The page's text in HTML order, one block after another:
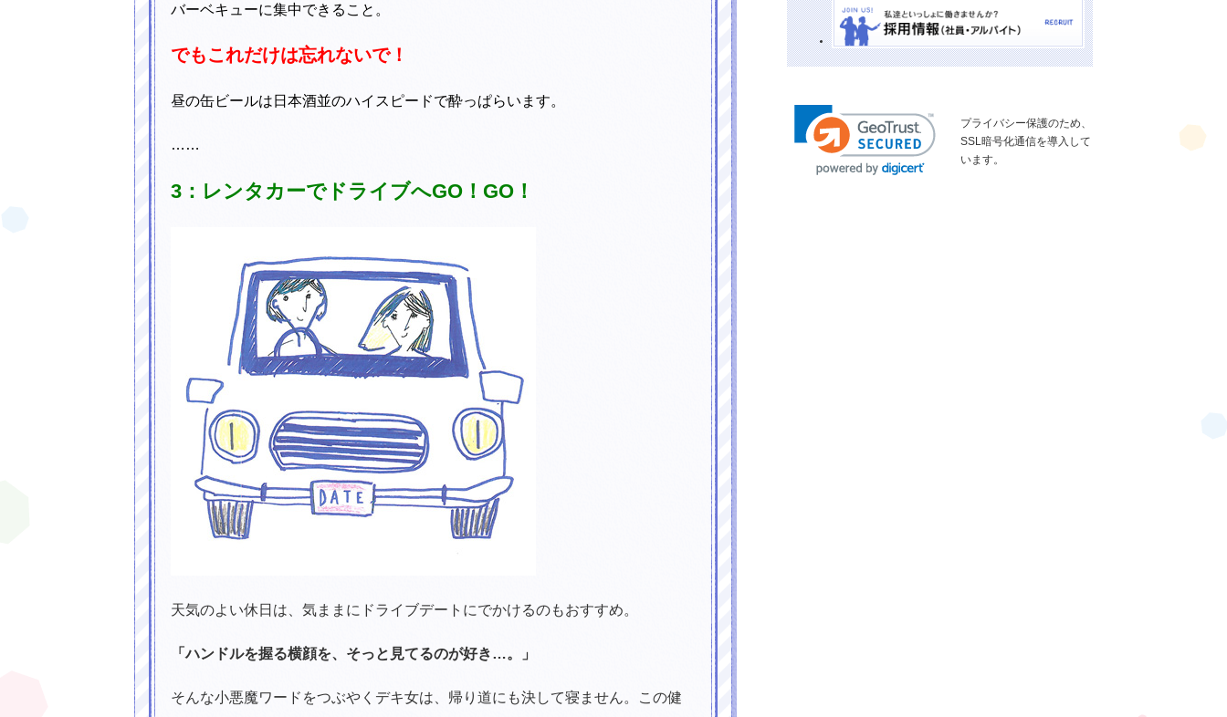
バーベキューに集中できること。
でもこれだけは忘れないで！
昼の缶ビールは日本酒並のハイスピードで酔っぱらいます。
……
3：レンタカーでドライブへGO！GO！
天気のよい休日は、気ままにドライブデートにでかけるのもおすすめ。
「ハンドルを握る横顔を、そっと見てるのが好き…。」
そんな小悪魔ワードをつぶやくデキ女は、帰り道にも決して寝ません。この健
プライバシー保護のため、
SSL暗号化通信を導入して
います。